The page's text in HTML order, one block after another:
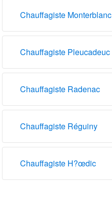
Chauffagiste Monterblanc
Chauffagiste Pleucadeuc
Chauffagiste Radenac
Chauffagiste Réguiny
Chauffagiste H?œdic